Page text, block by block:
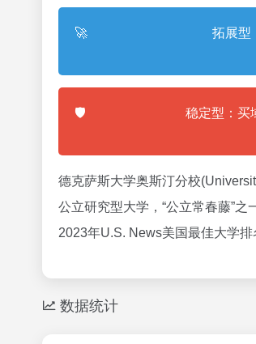
🚀 拓展型
🛡️ 稳定型：买
德克萨斯大学奥斯汀分校
公立研究型大学，“公立常春藤”之
2023年U.S. News美国最佳大学
数据统计